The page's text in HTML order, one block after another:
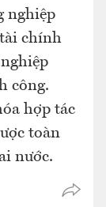
nghiệp
chính
công.
hợp tác
toàn
nước.